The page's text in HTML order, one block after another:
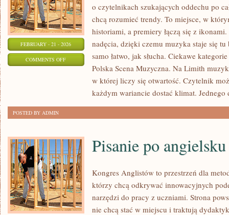
FEBRUARY - 21 - 2026
COMMENTS OFFON
o czytelnikach szukających oddechu po
chcą rozumieć trendy. To miejsce, w
historiami, a premiery łączą się z ikonami.
nadęcia, dzięki czemu muzyka staje się
samo łatwo, jak słucha. Ciekawe
Polska Scena Muzyczna. Na Limith
w której liczy się otwartość. Czytelnik
każdym wariancie dostać klimat. Jednego
POSTED BY ADMIN
Pisanie po angielsku
Kongres Anglistów to przestrzeń dla
którzy chcą odkrywać innowacyjnych
narzędzi do pracy z uczniami. Strona
nie chcą stać w miejscu i traktują